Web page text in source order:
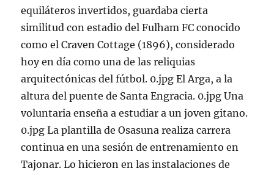
equiláteros invertidos, guardaba cierta
similitud con estadio del Fulham FC conocido
como el Craven Cottage (1896), considerado
hoy en día como una de las reliquias
arquitectónicas del fútbol. 0.jpg El Arga, a la
altura del puente de Santa Engracia. 0.jpg Una
voluntaria enseña a estudiar a un joven gitano.
0.jpg La plantilla de Osasuna realiza carrera
continua en una sesión de entrenamiento en
Tajonar. Lo hicieron en las instalaciones de